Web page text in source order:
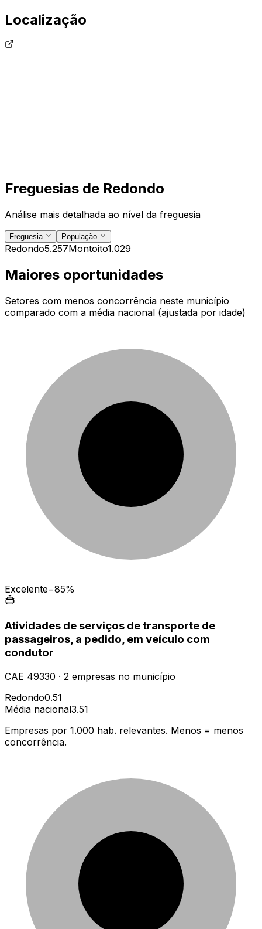
Localização
Freguesias de Redondo
Análise mais detalhada ao nível da freguesia
Freguesia População
Redondo5.257Montoito1.029
Maiores oportunidades
Setores com menos concorrência neste município
comparado com a média nacional (ajustada por idade)
Excelente−85%
Atividades de serviços de transporte de
passageiros, a pedido, em veículo com
condutor
CAE 49330 · 2 empresas no município
Redondo0.51
Média nacional3.51
Empresas por 1.000 hab. relevantes. Menos = menos
concorrência.